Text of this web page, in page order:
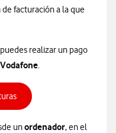
facturación a la que
realizar un pago
.
unordenador, en el